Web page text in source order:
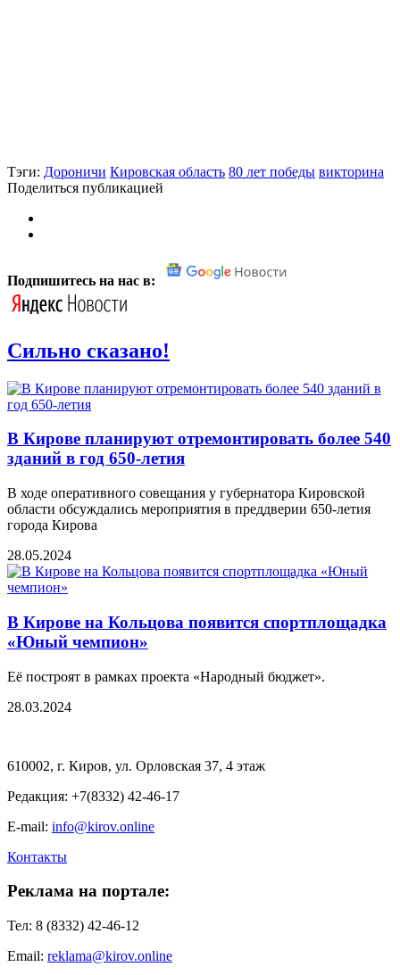
Тэги: Дороничи Кировская область 80 лет победы викторина
Поделиться публикацией
Подпишитесь на нас в:
Сильно сказано!
В Кирове планируют отремонтировать более 540
зданий в год 650-летия
В ходе оперативного совещания у губернатора Кировской
области обсуждались мероприятия в преддверии 650-летия
города Кирова
28.05.2024
В Кирове на Кольцова появится спортплощадка
«Юный чемпион»
Её построят в рамках проекта «Народный бюджет».
28.03.2024
610002, г. Киров, ул. Орловская 37, 4 этаж
Редакция: +7(8332) 42-46-17
E-mail: info@kirov.online
Контакты
Реклама на портале:
Тел: 8 (8332) 42-46-12
Email: reklama@kirov.online